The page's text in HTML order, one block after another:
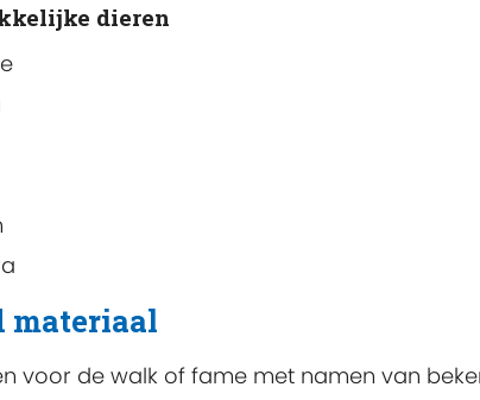
dieren
materiaal
voor de walk of fame met namen van